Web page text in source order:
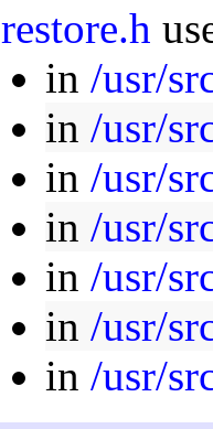
restore.h
in /usr/
in /usr/
in /usr/
in /usr/
in /usr/
in /usr/
in /usr/